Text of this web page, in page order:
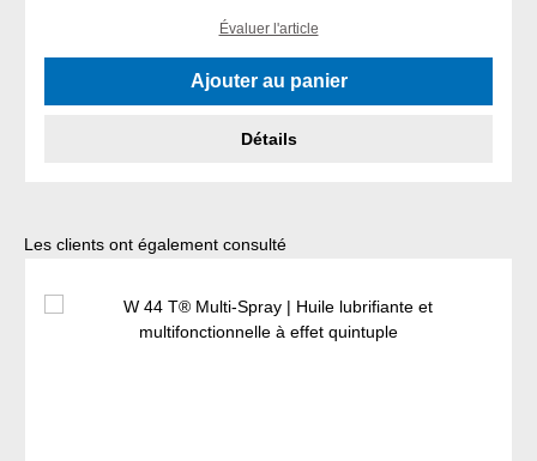
Évaluer l'article
Ajouter au panier
Détails
Ignorer la galerie de produits
Les clients ont également consulté